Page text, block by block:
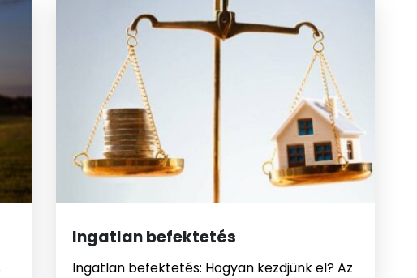
Ingatlan befektetés
Ingatlan befektetés: Hogyan kezdjünk el? Az